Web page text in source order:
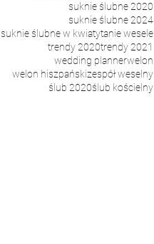
suknie ślubne 2020
suknie ślubne 2024
suknie ślubne w kwiatytanie wesele
trendy 2020trendy 2021
wedding plannerwelon
welon hiszpańskizespół weselny
ślub 2020ślub kościelny